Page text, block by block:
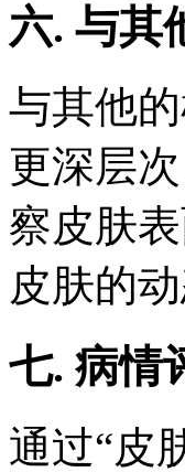
六. 与其
与其他
更深层
察皮肤
皮肤的
七. 病情
通过“皮